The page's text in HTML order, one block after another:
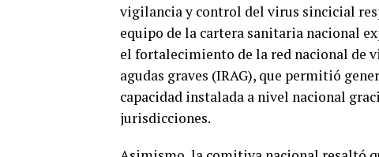
vigilancia y control del virus sincicial
equipo de la cartera sanitaria nacional
el fortalecimiento de la red nacional de
agudas graves (IRAG), que permitió
capacidad instalada a nivel nacional
jurisdicciones.